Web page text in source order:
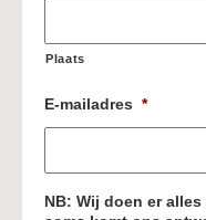
Plaats
E-mailadres *
NB: Wij doen er